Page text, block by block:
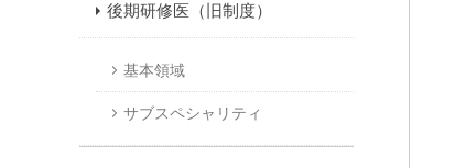
後期研修医（旧制度）
基本領域
サブスペシャリティ